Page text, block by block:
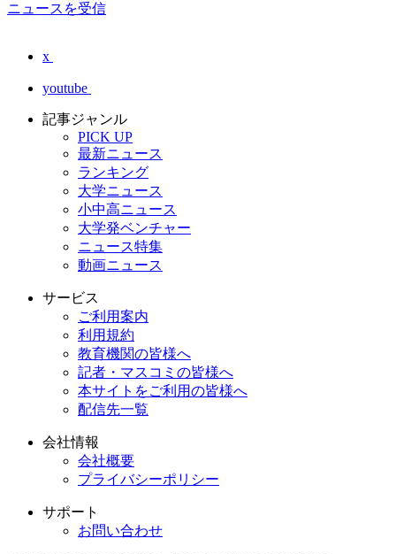
ニュースを受信
x
youtube
記事ジャンル
PICK UP
最新ニュース
ランキング
大学ニュース
小中高ニュース
大学発ベンチャー
ニュース特集
動画ニュース
サービス
ご利用案内
利用規約
教育機関の皆様へ
記者・マスコミの皆様へ
本サイトをご利用の皆様へ
配信先一覧
会社情報
会社概要
プライバシーポリシー
サポート
お問い合わせ